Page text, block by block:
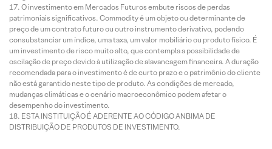
O investimento em Mercados Futuros embute riscos de perdas
patrimoniais significativos. Commodity é um objeto ou determinante de
preço de um contrato futuro ou outro instrumento derivativo, podendo
consubstanciar um índice, uma taxa, um valor mobiliário ou produto físico. É
um investimento de risco muito alto, que contempla a possibilidade de
oscilação de preço devido à utilização de alavancagem financeira. A duração
recomendada para o investimento é de curto prazo e o patrimônio do cliente
não está garantido neste tipo de produto. As condições de mercado,
mudanças climáticas e o cenário macroeconômico podem afetar o
desempenho do investimento.
ESTA INSTITUIÇÃO É ADERENTE AO CÓDIGO ANBIMA DE
DISTRIBUIÇÃO DE PRODUTOS DE INVESTIMENTO.